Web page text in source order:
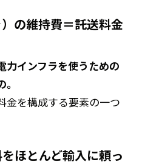
の維持費＝託送料金
力インフラを使うための
金を構成する要素の一つ
ほとんど輸入に頼っ